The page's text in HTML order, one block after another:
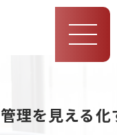
MEN
U
理を見える